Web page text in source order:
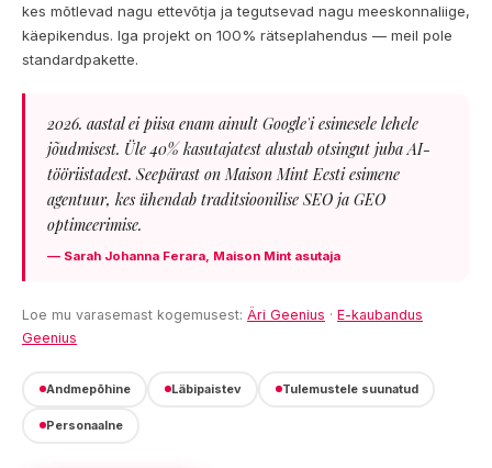
kes mõtlevad nagu ettevõtja ja tegutsevad nagu meeskonnaliige,
käepikendus. Iga projekt on 100% rätseplahendus — meil pole
standardpakette.
2026. aastal ei piisa enam ainult Google'i esimesele lehele
jõudmisest. Üle 40% kasutajatest alustab otsingut juba AI-
tööriistadest. Seepärast on Maison Mint Eesti esimene
agentuur, kes ühendab traditsioonilise SEO ja GEO
optimeerimise.
— Sarah Johanna Ferara, Maison Mint asutaja
Loe mu varasemast kogemusest: Äri Geenius · E-kaubandus
Geenius
Andmepõhine Läbipaistev Tulemustele suunatud
Personaalne